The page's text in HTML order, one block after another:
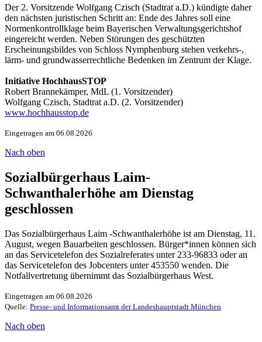
Der 2. Vorsitzende Wolfgang Czisch (Stadtrat a.D.) kündigte daher
den nächsten juristischen Schritt an: Ende des Jahres soll eine
Normenkontrollklage beim Bayerischen Verwaltungsgerichtshof
eingereicht werden. Neben Störungen des geschützten
Erscheinungsbildes von Schloss Nymphenburg stehen verkehrs-,
lärm- und grundwasserrechtliche Bedenken im Zentrum der Klage.
Initiative HochhausSTOP
Robert Brannekämper, MdL (1. Vorsitzender)
Wolfgang Czisch, Stadtrat a.D. (2. Vorsitzender)
www.hochhausstop.de
Eingetragen am 06.08.2026
Nach oben
Sozialbürgerhaus Laim-
Schwanthalerhöhe am Dienstag
geschlossen
Das Sozialbürgerhaus Laim -Schwanthalerhöhe ist am Dienstag, 11.
August, wegen Bauarbeiten geschlossen. Bürger*innen können sich
an das Servicetelefon des Sozialreferates unter 233-96833 oder an
das Servicetelefon des Jobcenters unter 453550 wenden. Die
Notfallvertretung übernimmt das Sozialbürgerhaus West.
Eingetragen am 06.08.2026
Quelle: Presse- und Informationsamt der Landeshauptstadt München
Nach oben